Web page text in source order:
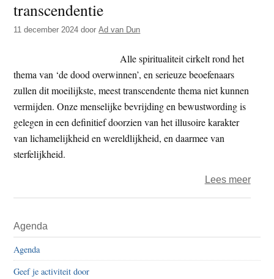
t
e
e
s
e
transcendentie
11 december 2024 doorAd van Dun
Alle spiritualiteit cirkelt rond het
thema van ‘de dood overwinnen’, en serieuze beoefenaars
zullen dit moeilijkste, meest transcendente thema niet kunnen
vermijden. Onze menselijke bevrijding en bewustwording is
gelegen in een definitief doorzien van het illusoire karakter
van lichamelijkheid en wereldlijkheid, en daarmee van
sterfelijkheid.
Lees meerover
van
Sidebar
Agenda
Agenda
Geef je activiteit door